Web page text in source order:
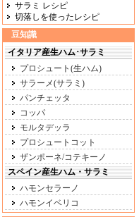
サラミ レシピ
切落しを使ったレシピ
豆知識
イタリア産生ハム･サラミ
プロシュート(生ハム)
サラーメ(サラミ)
パンチェッタ
コッパ
モルタデッラ
プロシュートコット
ザンポーネ/コテキーノ
スペイン産生ハム・サラミ
ハモンセラーノ
ハモンイベリコ